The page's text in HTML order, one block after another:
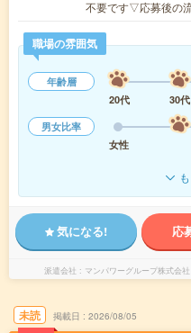
不要です▽応募後の
職場の雰囲気
年齢層
20代
30代
男女比率
女性
気になる! 応
派遣会社 マンパワーグループ株式会
未読 掲載日 2026/08/05